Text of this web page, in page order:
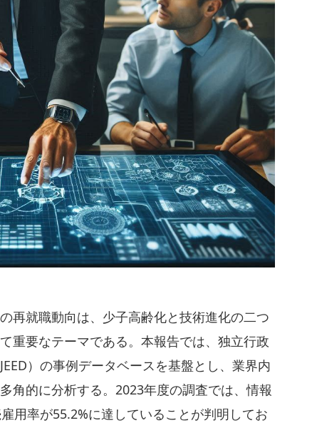
再就職動向は、少子高齢化と技術進化の二つ
重要なテーマである。本報告では、独立行政
）の事例データベースを基盤とし、業界内
角的に分析する。2023年度の調査では、情報
用率が55.2%に達していることが判明してお